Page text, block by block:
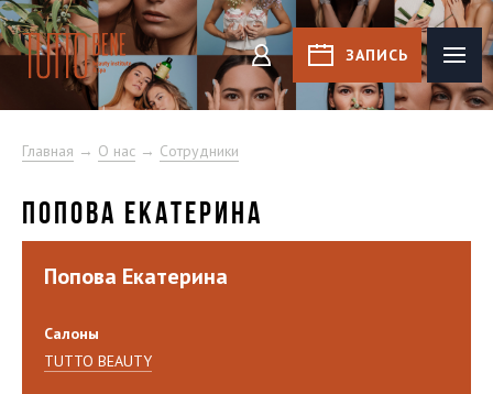
Tutto Bene
КАБИНЕТЗАПИСЬ
Главная → О нас → Сотрудники
ПОПОВА ЕКАТЕРИНА
Попова Екатерина
Салоны
TUTTO BEAUTY